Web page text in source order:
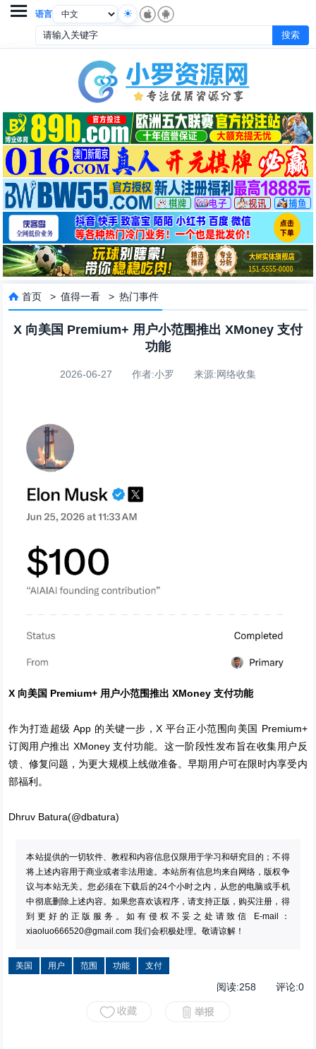
语言

 首页 >值得一看 >热门事件
X 向美国 Premium+ 用户小范围推出 XMoney 支付
功能
2026-06-27 作者:小罗 来源:网络收集
X 向美国 Premium+ 用户小范围推出 XMoney 支付功能
作为打造超级 App 的关键一步，X 平台正小范围向美国 Premium+
订阅用户推出 XMoney 支付功能。这一阶段性发布旨在收集用户反
馈、修复问题，为更大规模上线做准备。早期用户可在限时内享受内
部福利。
Dhruv Batura(@dbatura)
本站提供的一切软件、教程和内容信息仅限用于学习和研究目的；不得
将上述内容用于商业或者非法用途。本站所有信息均来自网络，版权争
议与本站无关。您必须在下载后的24个小时之内，从您的电脑或手机
中彻底删除上述内容。如果您喜欢该程序，请支持正版，购买注册，得
到更好的正版服务。如有侵权不妥之处请致信 E-mail：
xiaoluo666520@gmail.com 我们会积极处理。敬请谅解！
美国 用户 范围 功能 支付
阅读:258 评论:0